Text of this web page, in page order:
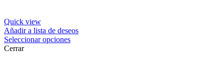
Quick view
Añadir a lista de deseos
Seleccionar opciones
Cerrar